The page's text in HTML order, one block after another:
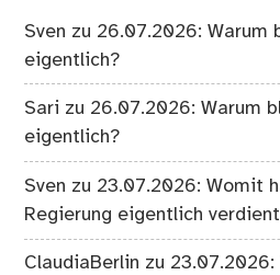
Sven zu 26.07.2026: Warum
eigentlich?
Sari zu 26.07.2026: Warum
eigentlich?
Sven zu 23.07.2026: Womit
Regierung eigentlich
ClaudiaBerlin zu 23.07.2026: